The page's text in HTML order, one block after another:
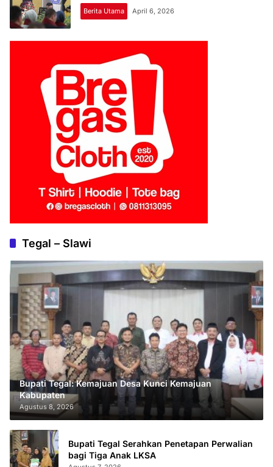
Berita Utama April 6, 2026
Tegal – Slawi
Bupati Tegal: Kemajuan Desa Kunci Kemajuan
Kabupaten
Agustus 8, 2026
Bupati Tegal Serahkan Penetapan Perwalian
bagi Tiga Anak LKSA